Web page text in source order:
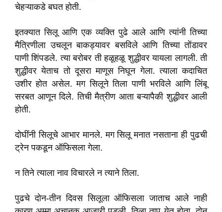
चेहऱ्याकडे बघत होती.
इतक्यात सिलू आणि एक व्यक्ति पुढे आले आणि त्यांनी तिच्या
मैत्रिणीला उचलून बाकड्यावर बसविले आणि तिच्या तोंडावर
पाणी शिंपडले. त्या बरोबर ती हळूहळू शुद्धीवर यायला लागली. ती
शुद्धीवर येताच तो दूसरा माणूस निघून गेला. त्याला कदाचित
उशीर होत असेल. मग सिलूने तिला पाणी भरविले आणि लिंबू
सरबत आणून दिले. तिची मैत्रीण आता बऱ्यापैकी शुद्धीवर आली
होती.
दोघींनी सिलूचे आभार मानले. मग सिलू मनात नसताना ही पुढची
ट्रेन पकडून ऑफिसला गेला.
न तिने त्याला नाव विचारले न त्याने तिला.
पुढचे दोन-तीन दिवस सिलूला ऑफिसला जाताच आले नाही